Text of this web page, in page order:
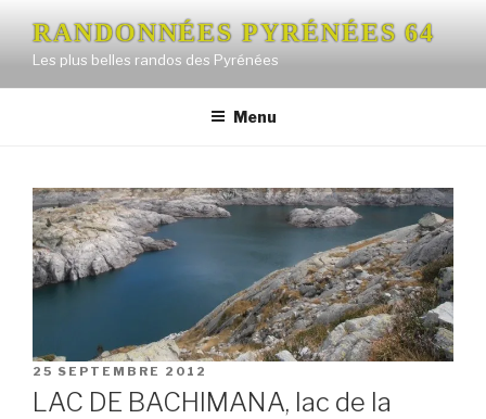
contenu
principal
RANDONNÉES PYRÉNÉES 64
Les plus belles randos des Pyrénées
Menu
PUBLIÉ
LE
25 SEPTEMBRE 2012
LAC DE BACHIMANA, lac de la